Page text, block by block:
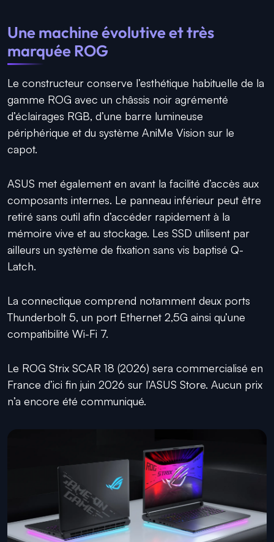
Une machine évolutive et très
marquée ROG
Le constructeur conserve l’esthétique habituelle de la
gamme ROG avec un châssis noir agrémenté
d’éclairages RGB, d’une barre lumineuse
périphérique et du système AniMe Vision sur le
capot.
ASUS met également en avant la facilité d’accès aux
composants internes. Le panneau inférieur peut être
retiré sans outil afin d’accéder rapidement à la
mémoire vive et au stockage. Les SSD utilisent par
ailleurs un système de fixation sans vis baptisé Q-
Latch.
La connectique comprend notamment deux ports
Thunderbolt 5, un port Ethernet 2,5G ainsi qu’une
compatibilité Wi-Fi 7.
Le ROG Strix SCAR 18 (2026) sera commercialisé en
France d’ici fin juin 2026 sur l’ASUS Store. Aucun prix
n’a encore été communiqué.